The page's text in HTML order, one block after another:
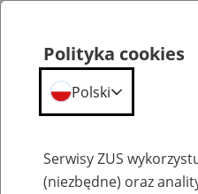
Polityka cookies
Polski
Serwisy ZUS
(niezbędne) oraz